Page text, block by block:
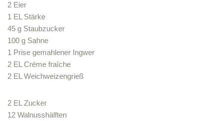
2 Eier
1 EL Stärke
45 g Staubzucker
100 g Sahne
1 Prise gemahlener Ingwer
2 EL Créme fraîche
2 EL Weichweizengrieß
2 EL Zucker
12 Walnusshälften